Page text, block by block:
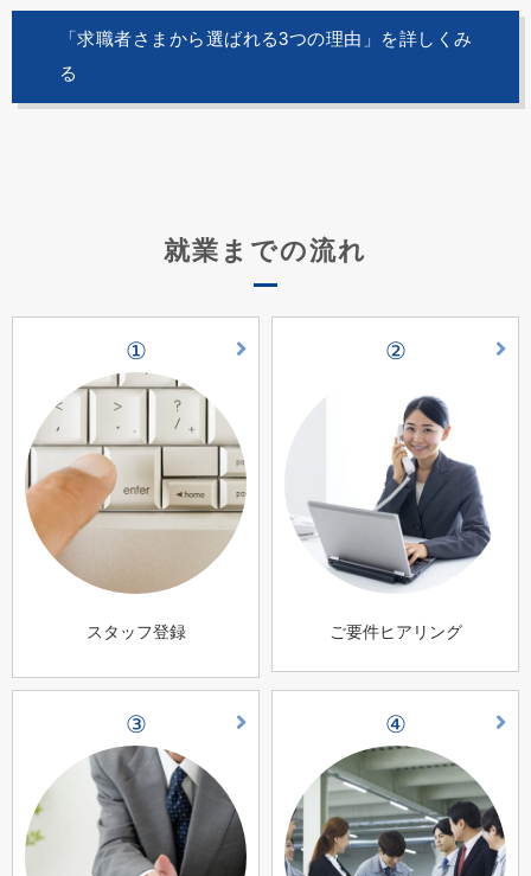
「求職者さまから選ばれる3つの理由」を詳しくみ
る
就業までの流れ
①
スタッフ登録
②
ご要件ヒアリング
③ ④